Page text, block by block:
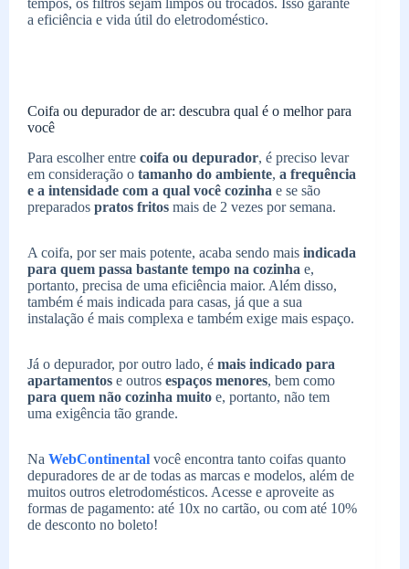
a eficiência e vida útil do eletrodoméstico.
Coifa ou depurador de ar: descubra qual é o melhor para
você
Para escolher entre coifa ou depurador, é preciso levar
em consideração o tamanho do ambiente, a frequência
e a intensidade com a qual você cozinha e se são
preparados pratos fritos mais de 2 vezes por semana.
A coifa, por ser mais potente, acaba sendo mais indicada
para quem passa bastante tempo na cozinha e,
portanto, precisa de uma eficiência maior. Além disso,
também é mais indicada para casas, já que a sua
instalação é mais complexa e também exige mais espaço.
Já o depurador, por outro lado, é mais indicado para
apartamentos e outros espaços menores, bem como
para quem não cozinha muito e, portanto, não tem
uma exigência tão grande.
Na WebContinental você encontra tanto coifas quanto
depuradores de ar de todas as marcas e modelos, além de
muitos outros eletrodomésticos. Acesse e aproveite as
formas de pagamento: até 10x no cartão, ou com até 10%
de desconto no boleto!